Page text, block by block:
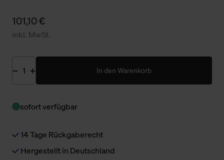
101,10 €
inkl. MwSt.
In den Warenkorb
sofort verfügbar
14 Tage Rückgaberecht
Hergestellt in Deutschland